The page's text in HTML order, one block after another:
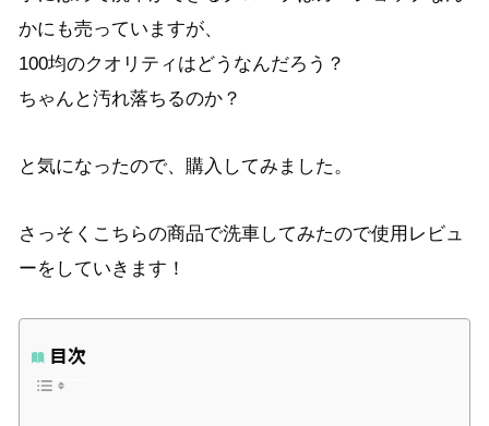
かにも売っていますが、
100均のクオリティはどうなんだろう？
ちゃんと汚れ落ちるのか？
と気になったので、購入してみました。
さっそくこちらの商品で洗車してみたので使用レビュ
ーをしていきます！
目次